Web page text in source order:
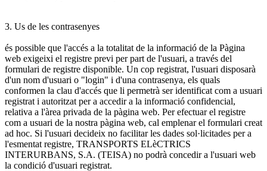
3. Us de les contrasenyes
és possible que l'accés a la totalitat de la informació de la Pàgina
web exigeixi el registre previ per part de l'usuari, a través del
formulari de registre disponible. Un cop registrat, l'usuari disposarà
d'un nom d'usuari o "login" i d'una contrasenya, els quals
conformen la clau d'accés que li permetrà ser identificat com a usuari
registrat i autoritzat per a accedir a la informació confidencial,
relativa a l'àrea privada de la pàgina web. Per efectuar el registre
com a usuari de la nostra pàgina web, cal emplenar el formulari creat
ad hoc. Si l'usuari decideix no facilitar les dades sol·licitades per a
l'esmentat registre, TRANSPORTS ELèCTRICS
INTERURBANS, S.A. (TEISA) no podrà concedir a l'usuari web
la condició d'usuari registrat.